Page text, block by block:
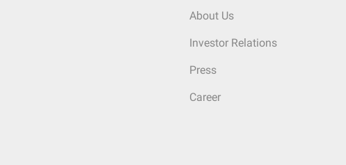
About Us
Investor Relations
Press
Career